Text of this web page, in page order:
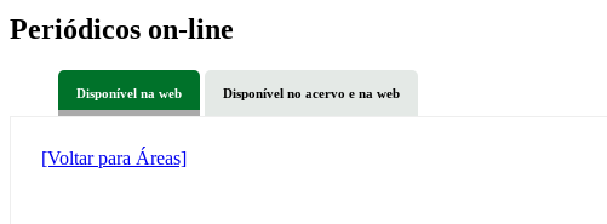
Periódicos on-line
Disponível na web Disponível no acervo e na web
[Voltar para Áreas]